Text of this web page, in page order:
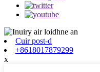
Cuir post-d
+8618017879299
x